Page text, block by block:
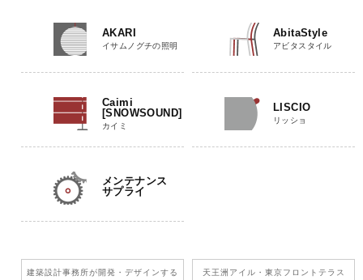
AKARI
イサムノグチの照明
AbitaStyle
アビタスタイル
Caimi
[SNOWSOUND]
カイミ
LISCIO
リッショ
メンテナンス
サプライ
建築設計事務所が開発 ・デザインする 天王洲アイル ・東京フロントテラス